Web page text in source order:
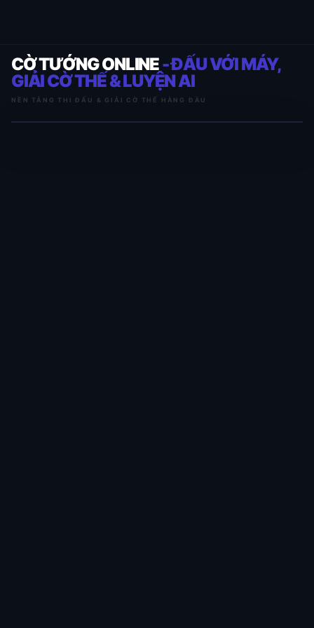
CỜ TƯỚNG ONLINE- ĐẤU VỚI MÁY,
GIẢI CỜ THẾ & LUYỆN AI
NỀN TẢNG THI ĐẤU & GIẢI CỜ THẾ HÀNG ĐẦU